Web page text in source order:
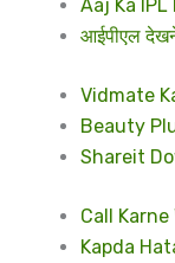
Aaj Ka
आईपीएल
Vidmate
Beauty
Shareit
Call Karne
Kapda